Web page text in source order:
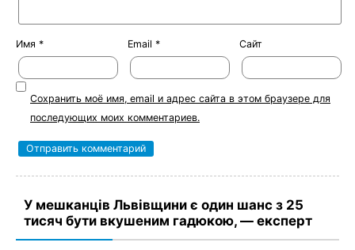
Имя * Email * Сайт
Сохранить моё имя, email и адрес сайта в этом браузере для
последующих моих комментариев.
У мешканців Львівщини є один шанс з 25
тисяч бути вкушеним гадюкою, — експерт